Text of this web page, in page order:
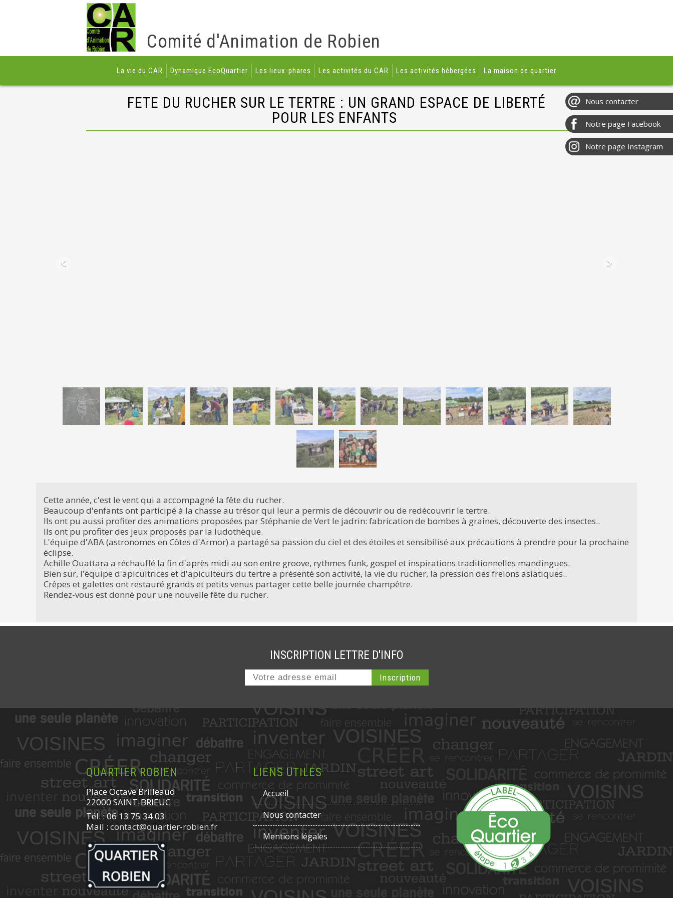
Comité d'Animation de Robien
La vie du CAR Dynamique EcoQuartier Les lieux-phares Les activités du CAR Les activités hébergées La maison de quartier
FETE DU RUCHER SUR LE TERTRE : UN GRAND ESPACE DE LIBERTÉ
POUR LES ENFANTS
Cette année, c'est le vent qui a accompagné la fête du rucher.
Beaucoup d'enfants ont participé à la chasse au trésor qui leur a permis de découvrir ou de redécouvrir le tertre.
Ils ont pu aussi profiter des animations proposées par Stéphanie de Vert le jadrin: fabrication de bombes à graines, découverte des insectes..
Ils ont pu profiter des jeux proposés par la ludothèque.
L'équipe d'ABA (astronomes en Côtes d'Armor) a partagé sa passion du ciel et des étoiles et sensibilisé aux précautions à prendre pour la prochaine
éclipse.
Achille Ouattara a réchauffé la fin d'après midi au son entre groove, rythmes funk, gospel et inspirations traditionnelles mandingues.
Bien sur, l'équipe d'apicultrices et d'apiculteurs du tertre a présenté son activité, la vie du rucher, la pression des frelons asiatiques..
Crêpes et galettes ont restauré grands et petits venus partager cette belle journée champêtre.
Rendez-vous est donné pour une nouvelle fête du rucher.
INSCRIPTION LETTRE D'INFO
QUARTIER ROBIEN
Place Octave Brilleaud
22000 SAINT-BRIEUC
Tél. : 06 13 75 34 03
Mail : contact@quartier-robien.fr
LIENS UTILES
Accueil
Nous contacter
Mentions légales